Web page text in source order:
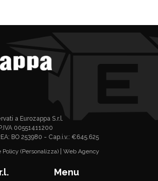
a Eurozappa S.r.l.
00551411200
BO 253980 - Cap.i.v.: €645.625
Policy (Personalizza) Web Agency
Menu